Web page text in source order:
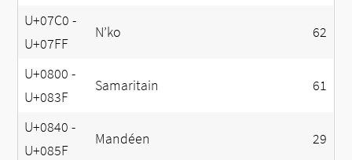
U+07C0 -
U+07FF
N’ko 62
U+0800 -
U+083F
Samaritain 61
U+0840 -
U+085F
Mandéen 29